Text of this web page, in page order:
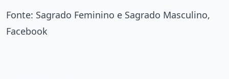
Fonte: Sagrado Feminino e Sagrado Masculino,
Facebook